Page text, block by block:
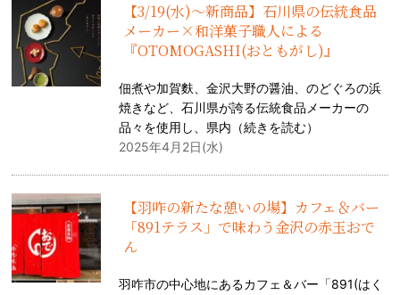
【3/19(水)〜新商品】石川県の伝統食品
メーカー×和洋菓子職人による
『OTOMOGASHI(おともがし)』
佃煮や加賀麩、金沢大野の醤油、のどぐろの浜
焼きなど、石川県が誇る伝統食品メーカーの
品々を使用し、県内（続きを読む）
2025年4月2日(水)
【羽咋の新たな憩いの場】カフェ＆バー
「891テラス」で味わう金沢の赤玉おで
ん
羽咋市の中心地にあるカフェ＆バー「891(はく